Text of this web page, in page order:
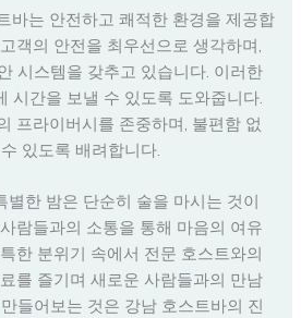
바는 안전하고 쾌적한 환경을 제공합
객의 안전을 최우선으로 생각하며,
시스템을 갖추고 있습니다. 이러한
시간을 보낼 수 있도록 도와줍니다.
프라이버시를 존중하며, 불편함 없
있도록 배려합니다.
별한 밤은 단순히 술을 마시는 것이
람들과의 소통을 통해 마음의 여유
한 분위기 속에서 전문 호스트와의
를 즐기며 새로운 사람들과의 만남
들어보는 것은 강남 호스트바의 진